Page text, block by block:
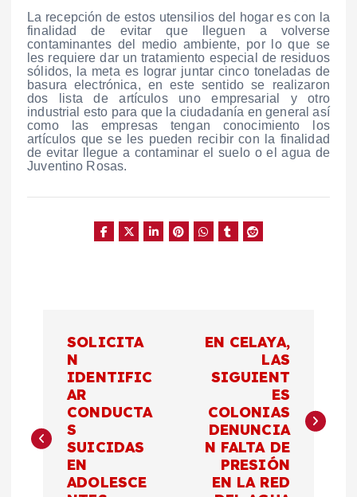
La recepción de estos utensilios del hogar es con la
finalidad de evitar que lleguen a volverse
contaminantes del medio ambiente, por lo que se
les requiere dar un tratamiento especial de residuos
sólidos, la meta es lograr juntar cinco toneladas de
basura electrónica, en este sentido se realizaron
dos lista de artículos uno empresarial y otro
industrial esto para que la ciudadanía en general así
como las empresas tengan conocimiento los
artículos que se les pueden recibir con la finalidad
de evitar llegue a contaminar el suelo o el agua de
Juventino Rosas.
e
SOLICITA
N
IDENTIFIC
AR
CONDUCTA
S
SUICIDAS
EN
ADOLESCE
EN CELAYA,
LAS
SIGUIENT
ES
COLONIAS
DENUNCIA
N FALTA DE
PRESIÓN
EN LA RED